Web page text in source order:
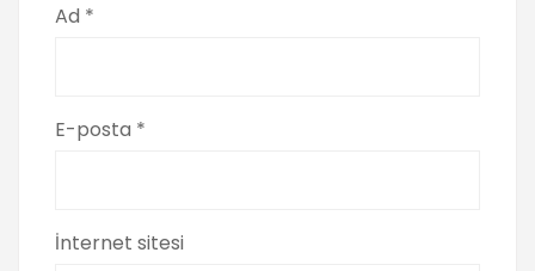
Ad *
E-posta *
İnternet sitesi